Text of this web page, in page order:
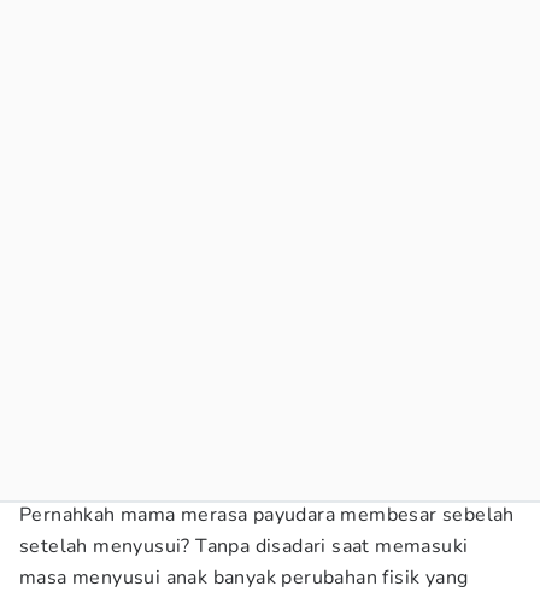
Pernahkah mama merasa payudara membesar sebelah
setelah menyusui? Tanpa disadari saat memasuki
masa menyusui anak banyak perubahan fisik yang